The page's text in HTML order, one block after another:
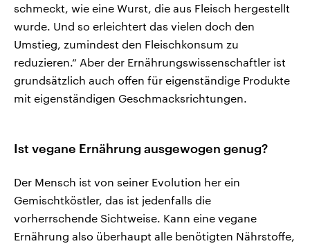
schmeckt, wie eine Wurst, die aus Fleisch hergestellt
wurde. Und so erleichtert das vielen doch den
Umstieg, zumindest den Fleischkonsum zu
reduzieren.“ Aber der Ernährungswissenschaftler ist
grundsätzlich auch offen für eigenständige Produkte
mit eigenständigen Geschmacksrichtungen.
Ist vegane Ernährung ausgewogen genug?
Der Mensch ist von seiner Evolution her ein
Gemischtköstler, das ist jedenfalls die
vorherrschende Sichtweise. Kann eine vegane
Ernährung also überhaupt alle benötigten Nährstoffe,